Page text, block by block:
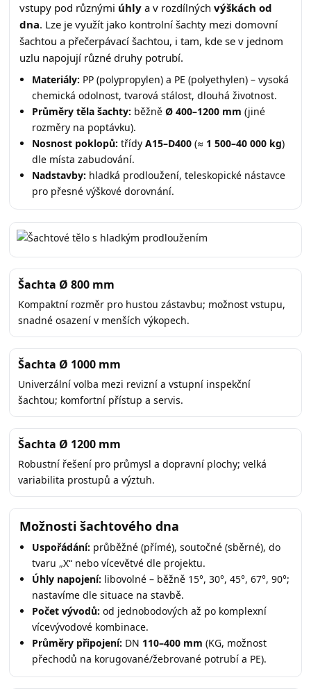
vstupy pod různými úhly a v rozdílnýchvýškách od
dna. Lze je využít jako kontrolní šachty mezi domovní
šachtou a přečerpávací šachtou, i tam, kde se v jednom
uzlu napojují různé druhy potrubí.
Materiály: PP (polypropylen) a PE (polyethylen) – vysoká
chemická odolnost, tvarová stálost, dlouhá životnost.
Průměry těla šachty: běžněØ 400–1200 mm (jiné
rozměry na poptávku).
Nosnost poklopů: třídyA15–D400 (≈ 1 500–40 000 kg)
dle místa zabudování.
Nadstavby: hladká prodloužení, teleskopické nástavce
pro přesné výškové dorovnání.
Šachta Ø 800 mm
Kompaktní rozměr pro hustou zástavbu; možnost vstupu,
snadné osazení v menších výkopech.
Šachta Ø 1000 mm
Univerzální volba mezi revizní a vstupní inspekční
šachtou; komfortní přístup a servis.
Šachta Ø 1200 mm
Robustní řešení pro průmysl a dopravní plochy; velká
variabilita prostupů a výztuh.
Možnosti šachtového dna
Uspořádání: průběžné (přímé), soutočné (sběrné), do
tvaru „X“ nebo vícevětvé dle projektu.
Úhly napojení: libovolné – běžně 15°, 30°, 45°, 67°, 90°;
nastavíme dle situace na stavbě.
Počet vývodů: od jednobodových až po komplexní
vícevývodové kombinace.
Průměry připojení: DN 110–400 mm (KG, možnost
přechodů na korugované/žebrované potrubí a PE).